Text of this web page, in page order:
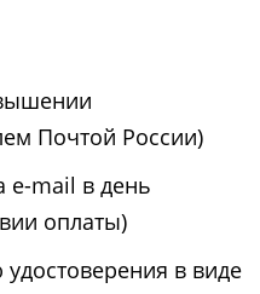
Почтой России)
e-mail в день
оплаты)
в виде